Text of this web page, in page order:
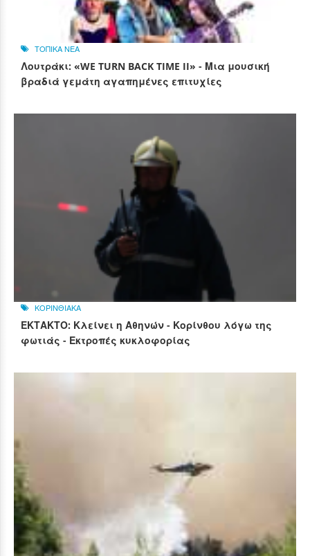
ΤΟΠΙΚΑ ΝΕΑ
Λουτράκι: «WE TURN BACK TIME II» - Μια μουσική
βραδιά γεμάτη αγαπημένες επιτυχίες
ΚΟΡΙΝΘΙΑΚΑ
ΕΚΤΑΚΤΟ: Κλείνει η Αθηνών - Κορίνθου λόγω της
φωτιάς - Εκτροπές κυκλοφορίας